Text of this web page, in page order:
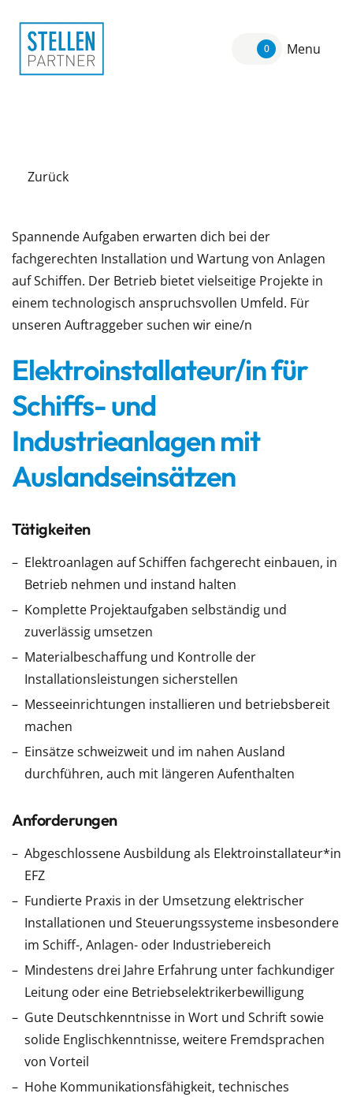
0 Menu
Zurück
Spannende Aufgaben erwarten dich bei der
fachgerechten Installation und Wartung von Anlagen
auf Schiffen. Der Betrieb bietet vielseitige Projekte in
einem technologisch anspruchsvollen Umfeld. Für
unseren Auftraggeber suchen wir eine/n
Elektroinstallateur/in für
Schiffs- und
Industrieanlagen mit
Auslandseinsätzen
Tätigkeiten
Elektroanlagen auf Schiffen fachgerecht einbauen, in
Betrieb nehmen und instand halten
Komplette Projektaufgaben selbständig und
zuverlässig umsetzen
Materialbeschaffung und Kontrolle der
Installationsleistungen sicherstellen
Messeeinrichtungen installieren und betriebsbereit
machen
Einsätze schweizweit und im nahen Ausland
durchführen, auch mit längeren Aufenthalten
Anforderungen
Abgeschlossene Ausbildung als Elektroinstallateur*in
EFZ
Fundierte Praxis in der Umsetzung elektrischer
Installationen und Steuerungssysteme insbesondere
im Schiff-, Anlagen- oder Industriebereich
Mindestens drei Jahre Erfahrung unter fachkundiger
Leitung oder eine Betriebselektrikerbewilligung
Gute Deutschkenntnisse in Wort und Schrift sowie
solide Englischkenntnisse, weitere Fremdsprachen
von Vorteil
Hohe Kommunikationsfähigkeit, technisches